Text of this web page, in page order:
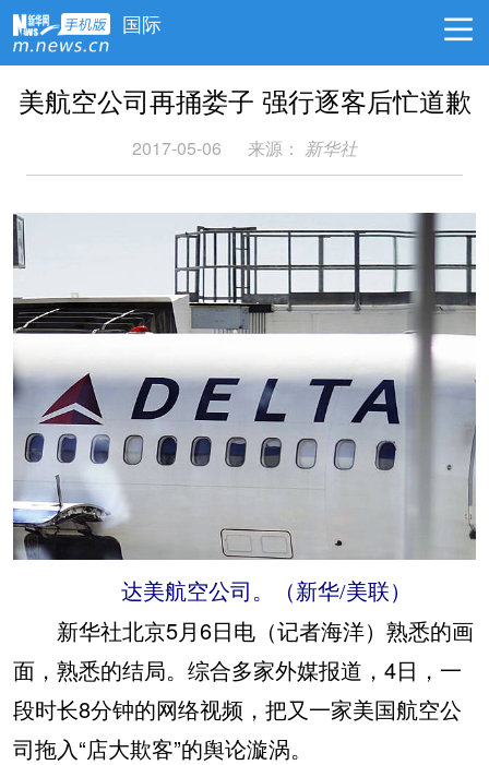
国际
美航空公司再捅娄子 强行逐客后忙道歉
2017-05-06 来源： 新华社
达美航空公司。（新华/美联）
新华社北京5月6日电（记者海洋）熟悉的画
面，熟悉的结局。综合多家外媒报道，4日，一
段时长8分钟的网络视频，把又一家美国航空公
司拖入“店大欺客”的舆论漩涡。